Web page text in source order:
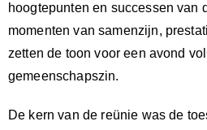
hoogtepunten en successen van
momenten van samenzijn,
zetten de toon voor een avond
gemeenschapszin.
De kern van de reünie was de